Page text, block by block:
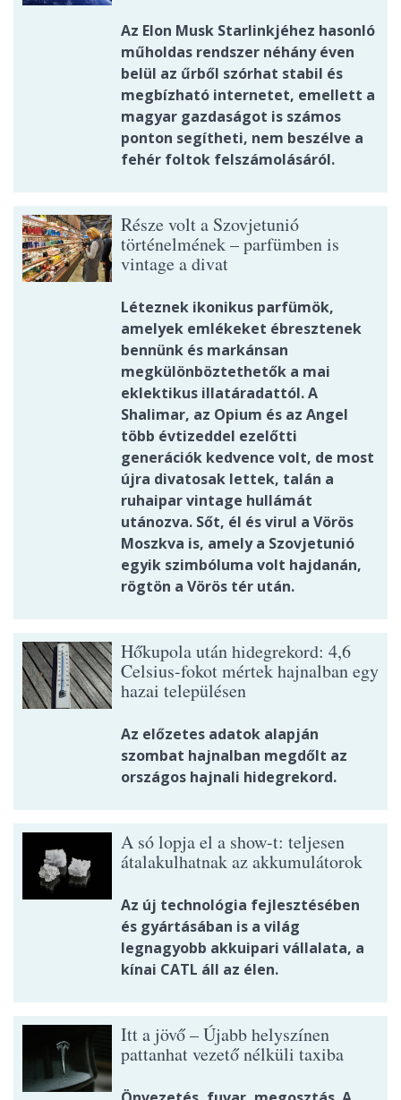
Az Elon Musk Starlinkjéhez hasonló
műholdas rendszer néhány éven
belül az űrből szórhat stabil és
megbízható internetet, emellett a
magyar gazdaságot is számos
ponton segítheti, nem beszélve a
fehér foltok felszámolásáról.
Része volt a Szovjetunió
történelmének – parfümben is
vintage a divat
Léteznek ikonikus parfümök,
amelyek emlékeket ébresztenek
bennünk és markánsan
megkülönböztethetők a mai
eklektikus illatáradattól. A
Shalimar, az Opium és az Angel
több évtizeddel ezelőtti
generációk kedvence volt, de most
újra divatosak lettek, talán a
ruhaipar vintage hullámát
utánozva. Sőt, él és virul a Vörös
Moszkva is, amely a Szovjetunió
egyik szimbóluma volt hajdanán,
rögtön a Vörös tér után.
Hőkupola után hidegrekord: 4,6
Celsius-fokot mértek hajnalban egy
hazai településen
Az előzetes adatok alapján
szombat hajnalban megdőlt az
országos hajnali hidegrekord.
A só lopja el a show-t: teljesen
átalakulhatnak az akkumulátorok
Az új technológia fejlesztésében
és gyártásában is a világ
legnagyobb akkuipari vállalata, a
kínai CATL áll az élen.
Itt a jövő – Újabb helyszínen
pattanhat vezető nélküli taxiba